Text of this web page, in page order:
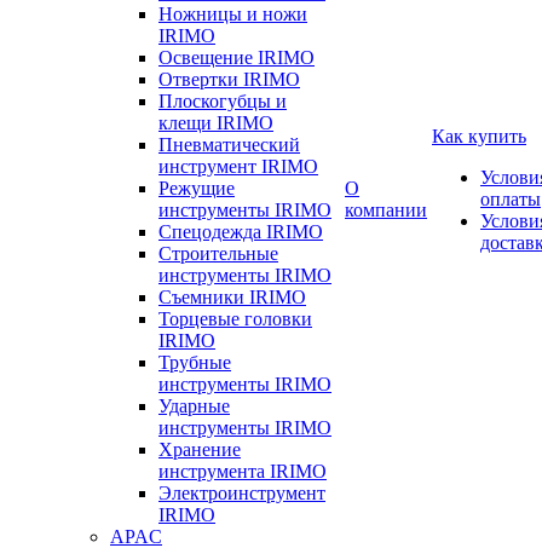
Ножницы и ножи
IRIMO
Освещение IRIMO
Отвертки IRIMO
Плоскогубцы и
клещи IRIMO
Пневматический
инструмент IRIMO
Режущие
инструменты IRIMO
Спецодежда IRIMO
Строительные
инструменты IRIMO
Съемники IRIMO
Торцевые головки
IRIMO
Трубные
инструменты IRIMO
Ударные
инструменты IRIMO
Хранение
инструмента IRIMO
Электроинструмент
IRIMO
APAC
О
компании
Как купить
оплаты